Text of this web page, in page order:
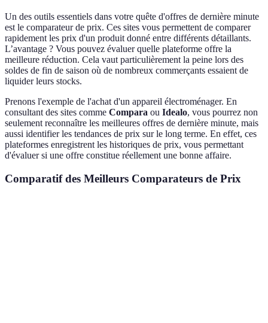
Un des outils essentiels dans votre quête d'offres de dernière minute
est le comparateur de prix. Ces sites vous permettent de comparer
rapidement les prix d'un produit donné entre différents détaillants.
L’avantage ? Vous pouvez évaluer quelle plateforme offre la
meilleure réduction. Cela vaut particulièrement la peine lors des
soldes de fin de saison où de nombreux commerçants essaient de
liquider leurs stocks.
Prenons l'exemple de l'achat d'un appareil électroménager. En
consultant des sites comme Compara ou Idealo, vous pourrez non
seulement reconnaître les meilleures offres de dernière minute, mais
aussi identifier les tendances de prix sur le long terme. En effet, ces
plateformes enregistrent les historiques de prix, vous permettant
d'évaluer si une offre constitue réellement une bonne affaire.
Comparatif des Meilleurs Comparateurs de Prix